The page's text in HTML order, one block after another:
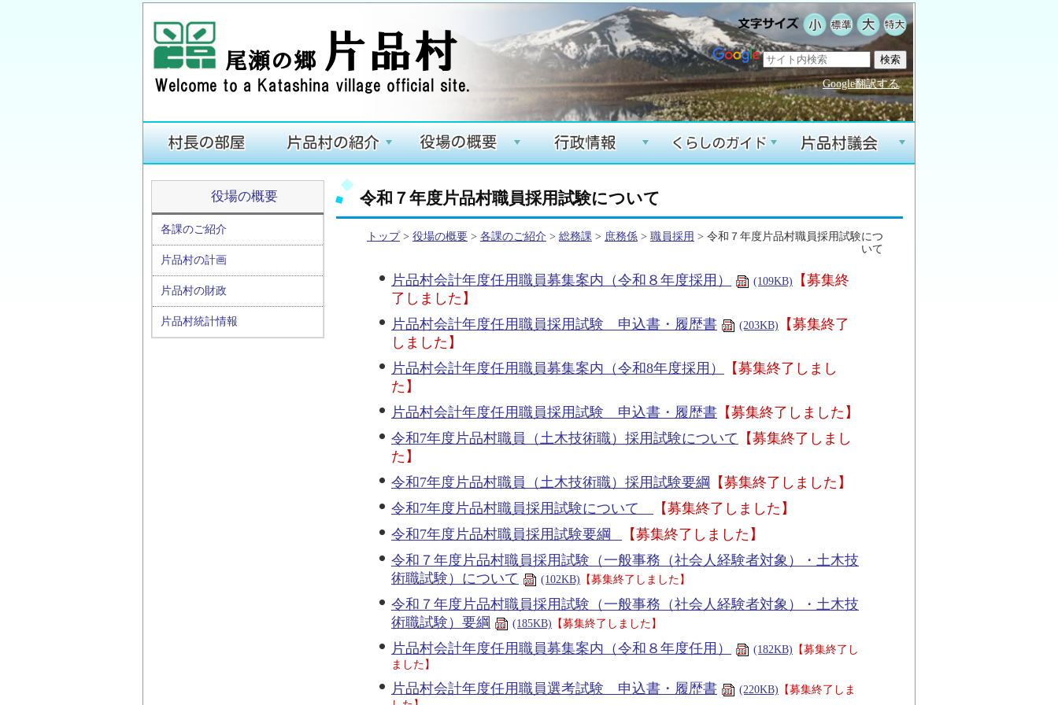
Google翻訳する
役場の概要
各課のご紹介
片品村の計画
片品村の財政
片品村統計情報
令和７年度片品村職員採用試験について
トップ> 役場の概要 > 各課のご紹介 > 総務課 > 庶務係 > 職員採用 > 令和７年度片品村職員採用試験につ
いて
片品村会計年度任用職員募集案内（令和８年度採用） (109KB)
【募集終
了しました】
片品村会計年度任用職員採用試験 申込書・履歴書
(203KB)
【募集終了
しました】
片品村会計年度任用職員募集案内（令和8年度採用）
【募集終了しまし
た】
片品村会計年度任用職員採用試験 申込書・履歴書 【募集終了しました】
令和7年度片品村職員（土木技術職）採用試験について 【募集終了しまし
た】
令和7年度片品村職員（土木技術職）採用試験要綱 【募集終了しました】
令和7年度片品村職員採用試験について
【募集終了しました】
令和7年度片品村職員採用試験要綱
【募集終了しました】
令和７年度片品村職員採用試験（一般事務（社会人経験者対象）・土木技
術職試験）について
(102KB) 【募集終了しました】
令和７年度片品村職員採用試験（一般事務（社会人経験者対象）・土木技
術職試験）要綱
(185KB) 【募集終了しました】
片品村会計年度任用職員募集案内（令和８年度任用） (182KB) 【募集終了し
ました】
片品村会計年度任用職員選考試験 申込書・履歴書 (220KB) 【募集終了しま